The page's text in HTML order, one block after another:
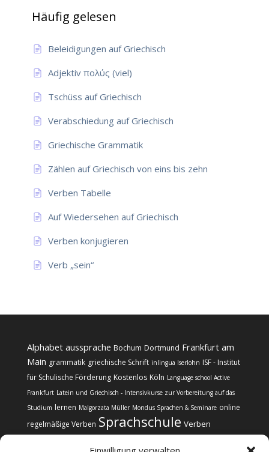
Häufig gelesen
Beleidigungen auf Griechisch
Adjektiv πολύς (viel)
Tschüss auf Griechisch
Verabschiedung auf Griechisch
Griechische Grammatik
Zählen auf Griechisch von eins bis zehn
Verben Tabelle
Auf Wiedersehen auf Griechisch
Verben konjugieren
Verb „sein“
Alphabet aussprache Bochum Dortmund Frankfurt am
Main grammatik griechische Schrift inlingua Iserlohn ISF - Institut
für Schulische Förderung Kostenlos Köln Language school Active
Frankfurt Latein und Griechisch - Intensivkurse zur Vorbereitung auf das
Studium lernen Malgorzata Müller Mondus Sprachen & Seminare online
regelmäßige Verben Sprachschule Verben